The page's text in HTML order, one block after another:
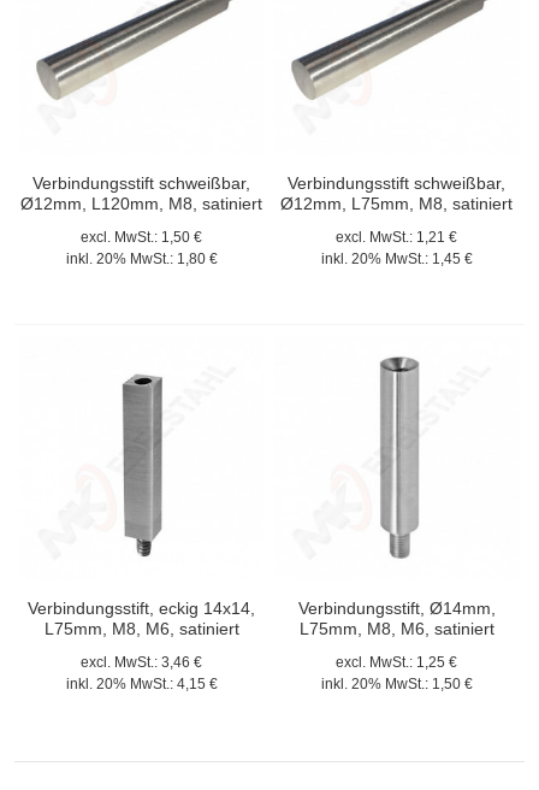
Verbindungsstift schweißbar,
Ø12mm, L120mm, M8, satiniert
excl. MwSt.: 1,50 €
inkl. 20% MwSt.: 1,80 €
Verbindungsstift schweißbar,
Ø12mm, L75mm, M8, satiniert
excl. MwSt.: 1,21 €
inkl. 20% MwSt.: 1,45 €
Verbindungsstift, eckig 14x14,
L75mm, M8, M6, satiniert
excl. MwSt.: 3,46 €
inkl. 20% MwSt.: 4,15 €
Verbindungsstift, Ø14mm,
L75mm, M8, M6, satiniert
excl. MwSt.: 1,25 €
inkl. 20% MwSt.: 1,50 €